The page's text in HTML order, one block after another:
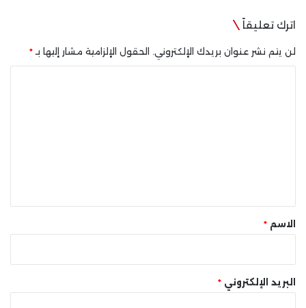
اترك تعليقاً
لن يتم نشر عنوان بريدك الإلكتروني. الحقول الإلزامية مشار إليها بـ *
* الاسم *
البريد الإلكتروني *